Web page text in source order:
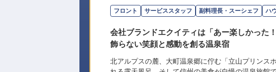
フロント サービススタッフ 副料理長・スーシェフ ハ
会社ブランドエクイティは「あー楽しかった
飾らない笑顔と感動を創る温泉宿
北アルプスの麓、大町温泉郷に佇む「立山プリンス